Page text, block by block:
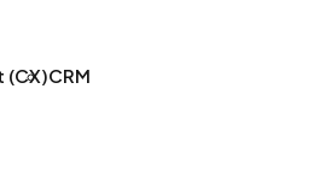
(CX)CRM